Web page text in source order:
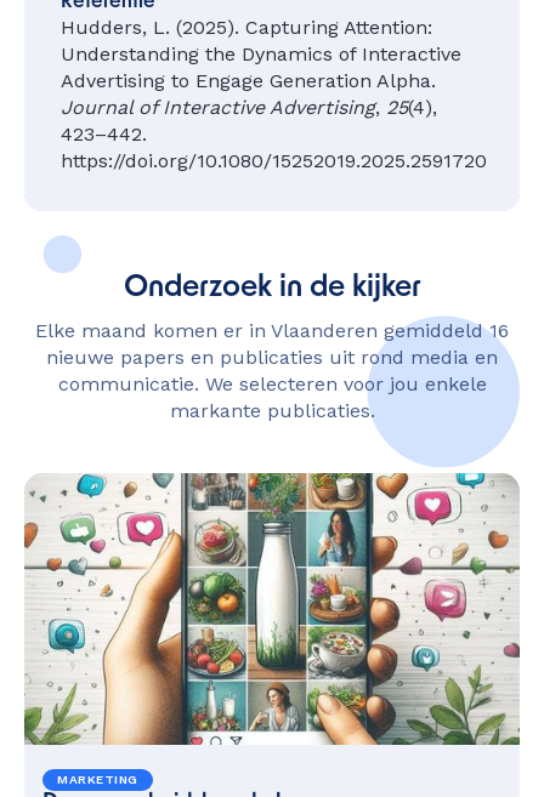
Hudders, L. (2025). Capturing Attention:
Understanding the Dynamics of Interactive
Advertising to Engage Generation Alpha.
Journal of Interactive Advertising, 25(4),
423–442.
https://doi.org/10.1080/15252019.2025.2591720
Onderzoek in de kijker
Elke maand komen er in Vlaanderen gemiddeld 16
nieuwe papers en publicaties uit rond media en
communicatie. We selecteren voor jou enkele
markante publicaties.
MARKETING